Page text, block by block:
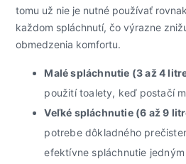
tomu už nie je nutné používať
každom spláchnutí, čo výrazne
obmedzenia komfortu.
Malé spláchnutie (3 až 4
použití toalety, keď postačí
Veľké spláchnutie (6 až 9
potrebe dôkladného
efektívne spláchnutie